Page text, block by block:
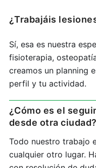
¿Trabajáis
Sí, esa es nuestra
fisioterapia,
creamos un planning
perfil y tu actividad.
¿Cómo es el
desde otra ciudad?
Todo nuestro trabajo
cualquier otro lugar.